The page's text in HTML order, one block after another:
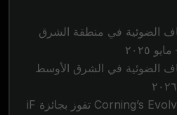
الضوئية في منطقة الشرق
٢٠٢٥
الضوئية في الشرق الأوسط
Corning’s Evolv® Openable Terminal تفوز بجائزة iF